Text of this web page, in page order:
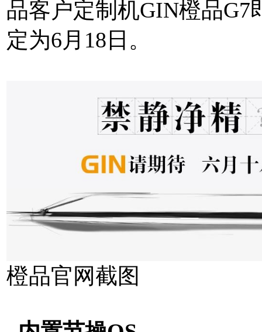
品客户定制机GIN橙品
定为6月18日。
橙品官网截图